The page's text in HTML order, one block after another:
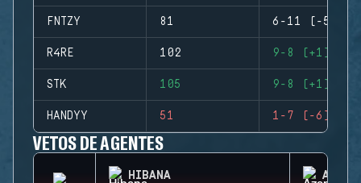
FNTZY 81 6-11 (-5)
R4RE 102 9-8 (+1)
STK 105 9-8 (+1)
HANDYY 51 1-7 (-6)
VETOS DE AGENTES
HIBANA AZAMI